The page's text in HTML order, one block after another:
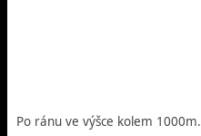
Po ránu ve výšce kolem 1000m.